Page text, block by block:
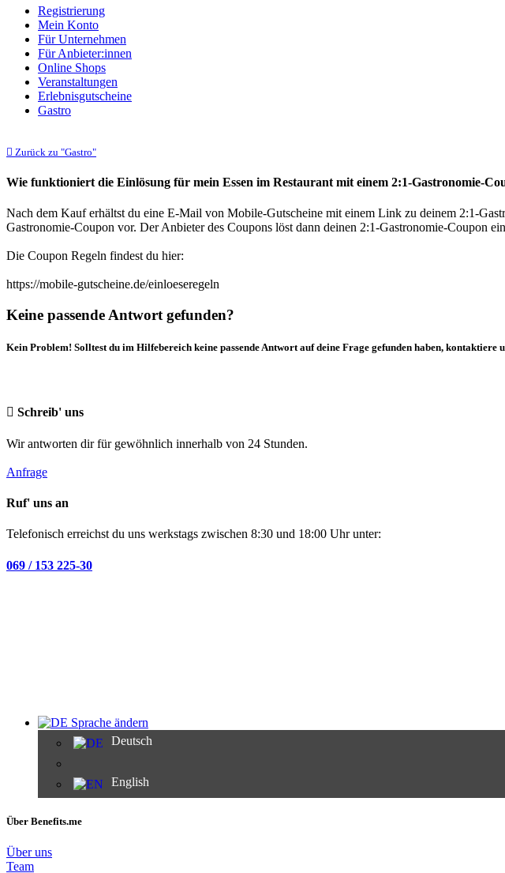
Registrierung
Mein Konto
Für Unternehmen
Für Anbieter:innen
Online Shops
Veranstaltungen
Erlebnisgutscheine
Gastro
Zurück zu "Gastro"
Wie funktioniert die Einlösung für mein Essen im Restaurant mit einem 2:1-Gastronomie-
Nach dem Kauf erhältst du eine E-Mail von Mobile-Gutscheine mit einem Link zu deinem 2:1-
Gastronomie-Coupon vor. Der Anbieter des Coupons löst dann deinen 2:1-Gastronomie-Coupon
Die Coupon Regeln findest du hier:
https://mobile-gutscheine.de/einloeseregeln
Keine passende Antwort gefunden?
Kein Problem! Solltest du im Hilfebereich keine passende Antwort auf deine Frage gefunden haben, kontaktiere
Schreib' uns
Wir antworten dir für gewöhnlich innerhalb von 24 Stunden.
Anfrage
Ruf' uns an
Telefonisch erreichst du uns werkstags zwischen 8:30 und 18:00 Uhr unter:
069 / 153 225-30
Sprache ändern
Deutsch
English
Über Benefits.me
Über uns
Team